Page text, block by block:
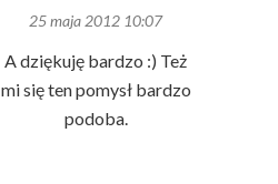
25 maja 2012 10:07
A dziękuję bardzo :) Też
mi się ten pomysł bardzo
podoba.